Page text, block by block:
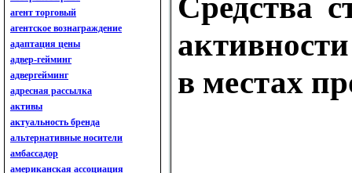
агент торговый
агентское вознаграждение
адаптация цены
адвер-гейминг
адвергейминг
адресная рассылка
активы
актуальность бренда
альтернативные носители
амбассадор
американская ассоциация
в местах